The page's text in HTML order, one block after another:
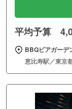
平均予算
BBQビアガーデ
恵比寿駅／東京